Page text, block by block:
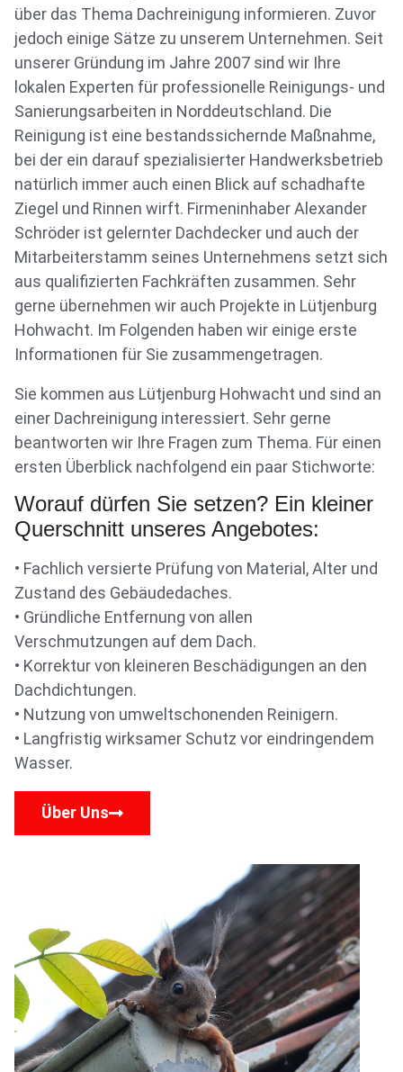
über das Thema Dachreinigung informieren. Zuvor
jedoch einige Sätze zu unserem Unternehmen. Seit
unserer Gründung im Jahre 2007 sind wir Ihre
lokalen Experten für professionelle Reinigungs- und
Sanierungsarbeiten in Norddeutschland. Die
Reinigung ist eine bestandssichernde Maßnahme,
bei der ein darauf spezialisierter Handwerksbetrieb
natürlich immer auch einen Blick auf schadhafte
Ziegel und Rinnen wirft. Firmeninhaber Alexander
Schröder ist gelernter Dachdecker und auch der
Mitarbeiterstamm seines Unternehmens setzt sich
aus qualifizierten Fachkräften zusammen. Sehr
gerne übernehmen wir auch Projekte in Lütjenburg
Hohwacht. Im Folgenden haben wir einige erste
Informationen für Sie zusammengetragen.
Sie kommen aus Lütjenburg Hohwacht und sind an
einer Dachreinigung interessiert. Sehr gerne
beantworten wir Ihre Fragen zum Thema. Für einen
ersten Überblick nachfolgend ein paar Stichworte:
Worauf dürfen Sie setzen? Ein kleiner
Querschnitt unseres Angebotes:
• Fachlich versierte Prüfung von Material, Alter und
Zustand des Gebäudedaches.
• Gründliche Entfernung von allen
Verschmutzungen auf dem Dach.
• Korrektur von kleineren Beschädigungen an den
Dachdichtungen.
• Nutzung von umweltschonenden Reinigern.
• Langfristig wirksamer Schutz vor eindringendem
Wasser.
Über Uns